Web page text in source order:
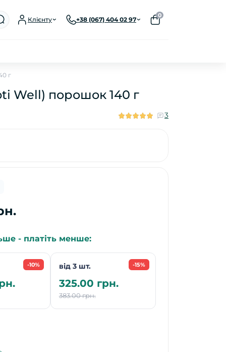
Клієнту +38 (067) 404 02 97
0
г
Well) порошок 140 г
3
- платіть менше:
-10% -15%
від 3 шт.
325.00 грн.
383.00 грн.